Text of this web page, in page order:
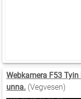
Webkamera F53
unna. (Vegvesen)